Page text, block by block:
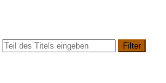
Filter